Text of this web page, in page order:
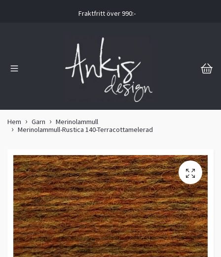
Fraktfritt över 990:-
Hem Garn
Merinolammull
Merinolammull-Rustica 140-Terracottamelerad